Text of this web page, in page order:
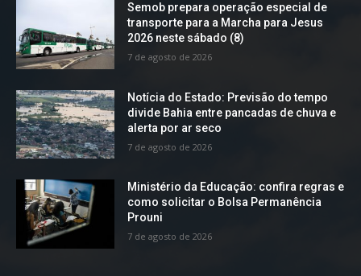
Semob prepara operação especial de
transporte para a Marcha para Jesus
2026 neste sábado (8)
7 de agosto de 2026
Notícia do Estado: Previsão do tempo
divide Bahia entre pancadas de chuva e
alerta por ar seco
7 de agosto de 2026
Ministério da Educação: confira regras e
como solicitar o Bolsa Permanência
Prouni
7 de agosto de 2026